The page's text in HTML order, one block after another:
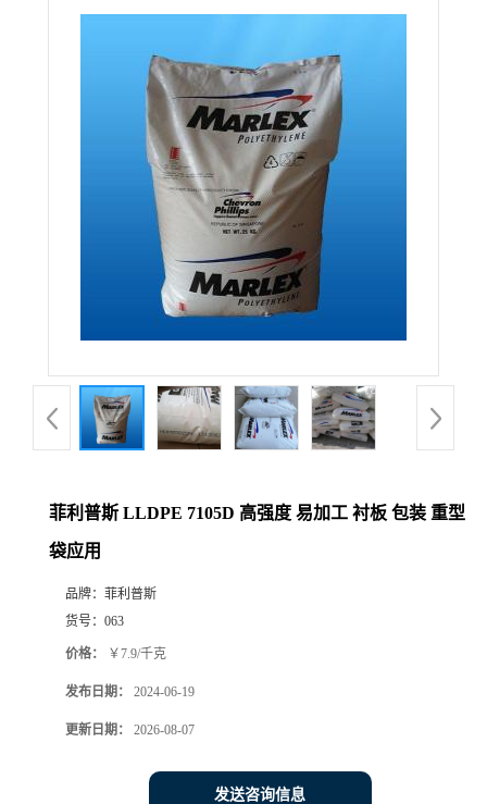
菲利普斯 LLDPE 7105D 高强度 易加工 衬板 包装 重型
袋应用
品牌： 菲利普斯
货号： 063
价格： ￥7.9/千克
发布日期： 2024-06-19
更新日期： 2026-08-07
发送咨询信息